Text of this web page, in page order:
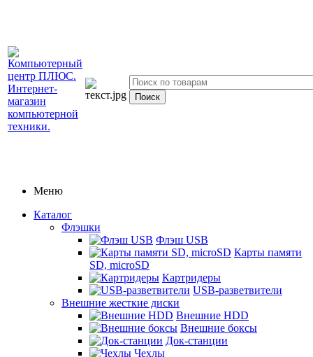
Меню
Каталог
Флэшки
Флэш USB
Карты памяти
SD, microSD
Картридеры
USB-разветвители
Внешние жесткие диски
Внешние HDD
Внешние боксы
Док-станции
Чехлы